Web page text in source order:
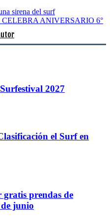
sirena del surf
CELEBRA ANIVERSARIO 6°
2027
el Surf en
prendas de
junio